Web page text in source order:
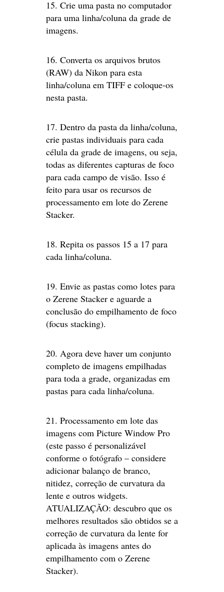
15. Crie uma pasta no computador
para uma linha/coluna da grade de
imagens.
16. Converta os arquivos brutos
(RAW) da Nikon para esta
linha/coluna em TIFF e coloque-os
nesta pasta.
17. Dentro da pasta da linha/coluna,
crie pastas individuais para cada
célula da grade de imagens, ou seja,
todas as diferentes capturas de foco
para cada campo de visão. Isso é
feito para usar os recursos de
processamento em lote do Zerene
Stacker.
18. Repita os passos 15 a 17 para
cada linha/coluna.
19. Envie as pastas como lotes para
o Zerene Stacker e aguarde a
conclusão do empilhamento de foco
(focus stacking).
20. Agora deve haver um conjunto
completo de imagens empilhadas
para toda a grade, organizadas em
pastas para cada linha/coluna.
21. Processamento em lote das
imagens com Picture Window Pro
(este passo é personalizável
conforme o fotógrafo – considere
adicionar balanço de branco,
nitidez, correção de curvatura da
lente e outros widgets.
ATUALIZAÇÃO: descubro que os
melhores resultados são obtidos se a
correção de curvatura da lente for
aplicada às imagens antes do
empilhamento com o Zerene
Stacker).